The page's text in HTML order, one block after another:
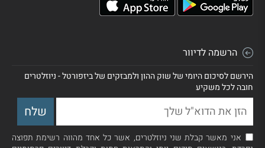
הרשמה לדיוור
הירשם לסיכום היומי של שוק ההון ולמבזקים של ביזפורטל - ניוזלטרים
חובה לכל משקיע
אני מאשר קבלת שני ניוזלטרים, אשר כל אחד מהווה רשימת תפוצה